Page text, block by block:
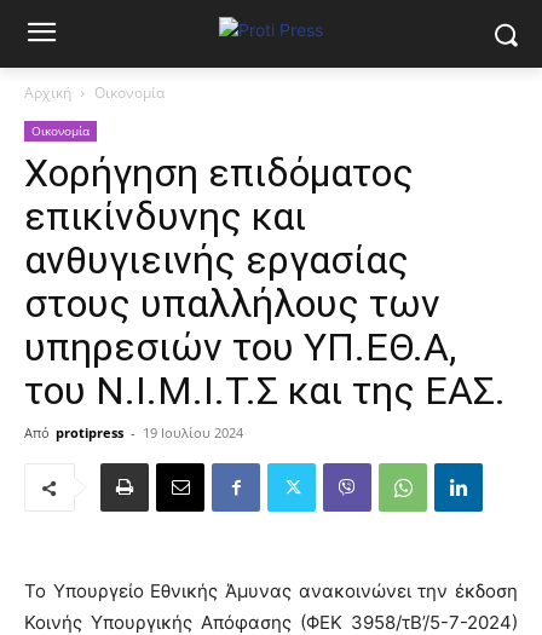
Αρχική Οικονομία
Οικονομία
Χορήγηση επιδόματος
επικίνδυνης και
ανθυγιεινής εργασίας
στους υπαλλήλους των
υπηρεσιών του ΥΠ.ΕΘ.Α,
του Ν.Ι.Μ.Ι.Τ.Σ και της ΕΑΣ.
Από protipress - 19 Ιουλίου 2024
Το Υπουργείο Εθνικής Άμυνας ανακοινώνει την έκδοση
Κοινής Υπουργικής Απόφασης (ΦΕΚ 3958/τΒ’/5-7-2024)